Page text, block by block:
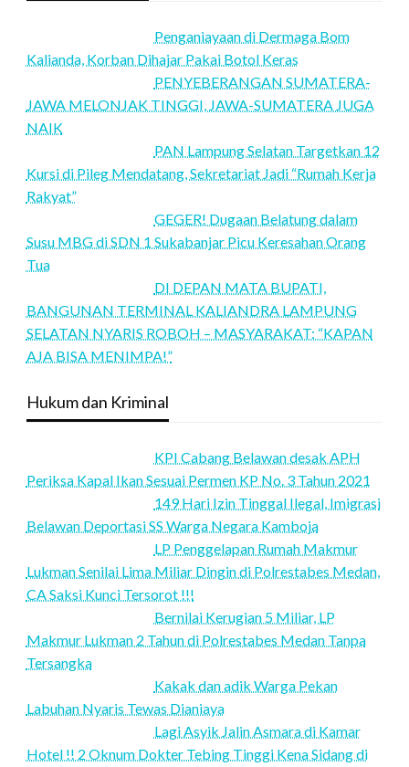
Penganiayaan di Dermaga Bom
Kalianda, Korban Dihajar Pakai Botol Keras
PENYEBERANGAN SUMATERA-
JAWA MELONJAK TINGGI, JAWA-SUMATERA JUGA
NAIK
PAN Lampung Selatan Targetkan 12
Kursi di Pileg Mendatang, Sekretariat Jadi “Rumah Kerja
Rakyat”
GEGER! Dugaan Belatung dalam
Susu MBG di SDN 1 Sukabanjar Picu Keresahan Orang
Tua
DI DEPAN MATA BUPATI,
BANGUNAN TERMINAL KALIANDRA LAMPUNG
SELATAN NYARIS ROBOH – MASYARAKAT: “KAPAN
AJA BISA MENIMPA!”
Hukum dan Kriminal
KPI Cabang Belawan desak APH
Periksa Kapal Ikan Sesuai Permen KP No. 3 Tahun 2021
149 Hari Izin Tinggal Ilegal, Imigrasi
Belawan Deportasi SS Warga Negara Kamboja
LP Penggelapan Rumah Makmur
Lukman Senilai Lima Miliar Dingin di Polrestabes Medan,
CA Saksi Kunci Tersorot !!!
Bernilai Kerugian 5 Miliar, LP
Makmur Lukman 2 Tahun di Polrestabes Medan Tanpa
Tersangka
Kakak dan adik Warga Pekan
Labuhan Nyaris Tewas Dianiaya
Lagi Asyik Jalin Asmara di Kamar
Hotel !! 2 Oknum Dokter Tebing Tinggi Kena Sidang di